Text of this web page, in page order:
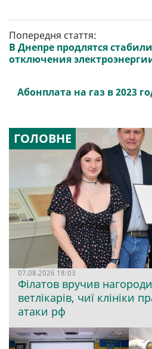
Попередня стаття:
В Днепре продлятся
отключения
Абонплата на газ в 2023
ГОЛОВНЕ
07.08.2026 18:03
Філатов вручив
ветлікарів, чиї клініки
атаки рф